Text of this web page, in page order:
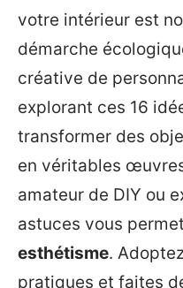
votre intérieur est
démarche
créative de
explorant ces 16
transformer des
en véritables
amateur de DIY ou
astuces vous
esthétisme.
pratiques et faites